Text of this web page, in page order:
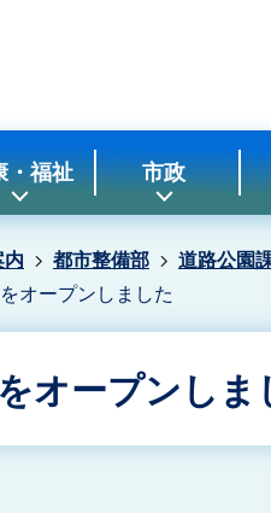
・福祉 市政
内 都市整備部 道路公園
オープンしました
オープンしま